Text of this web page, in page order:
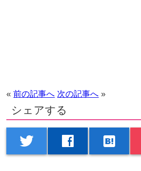
«前の記事へ 次の記事へ »
シェアする
twitter facebook hatenabookmark